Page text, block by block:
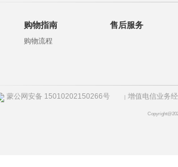
购物指南
购物流程
售后服务
蒙公网安备 15010202150266号 | 增值电信业务